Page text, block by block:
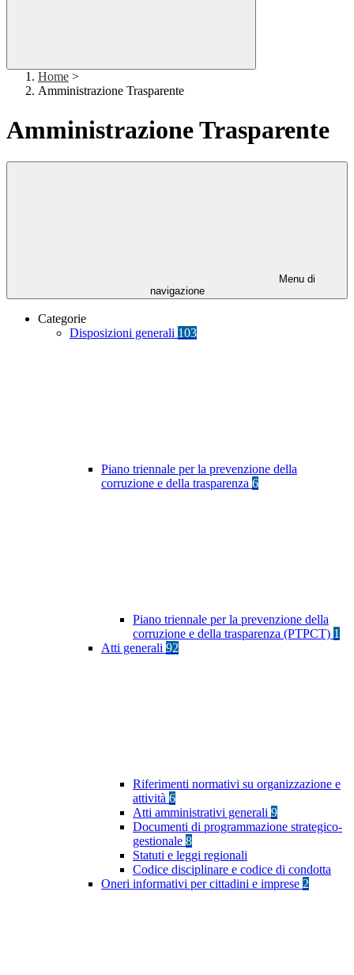
Home >
Amministrazione Trasparente
Amministrazione Trasparente
Menu di
navigazione
Categorie
Disposizioni generali 103
Piano triennale per la prevenzione della
corruzione e della trasparenza 6
Piano triennale per la prevenzione della
corruzione e della trasparenza (PTPCT) 1
Atti generali 92
Riferimenti normativi su organizzazione e
attività 6
Atti amministrativi generali 9
Documenti di programmazione strategico-
gestionale 8
Statuti e leggi regionali
Codice disciplinare e codice di condotta
Oneri informativi per cittadini e imprese 2